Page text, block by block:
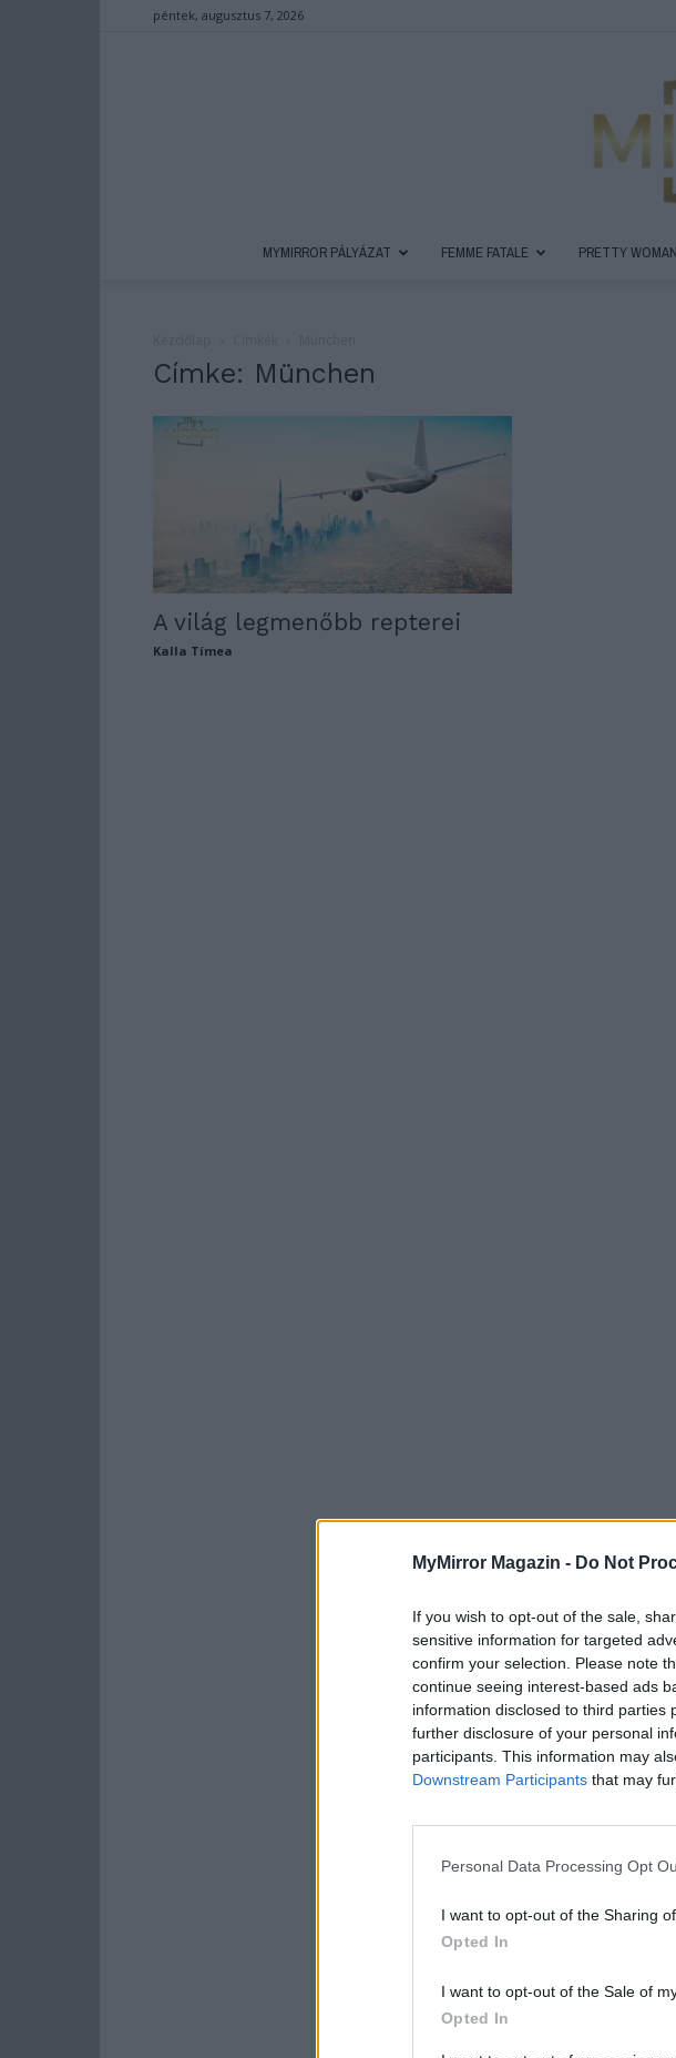
MyMirror Magazin - Do Not
If you wish to opt-out of the sale,
sensitive information for targeted
confirm your selection. Please note
continue seeing interest-based ads
information disclosed to third parties
further disclosure of your personal
participants. This information may
Downstream Participants that may
Personal Data Processing Opt
I want to opt-out of the Sharing
Opted In
I want to opt-out of the Sale of
Opted In
péntek, augusztus 7, 2026
MYMIRROR PÁLYÁZAT FEMME FATALE PRETTY WOMAN
Címke: München
A világ legmenőbb repterei
Kalla Tímea